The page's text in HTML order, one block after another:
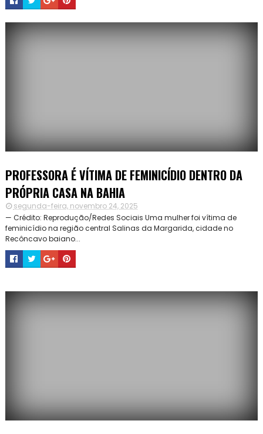
PROFESSORA É VÍTIMA DE FEMINICÍDIO DENTRO DA
PRÓPRIA CASA NA BAHIA
segunda-feira, novembro 24, 2025
— Crédito: Reprodução/Redes Sociais Uma mulher foi vítima de
feminicídio na região central Salinas da Margarida, cidade no
Recôncavo baiano...